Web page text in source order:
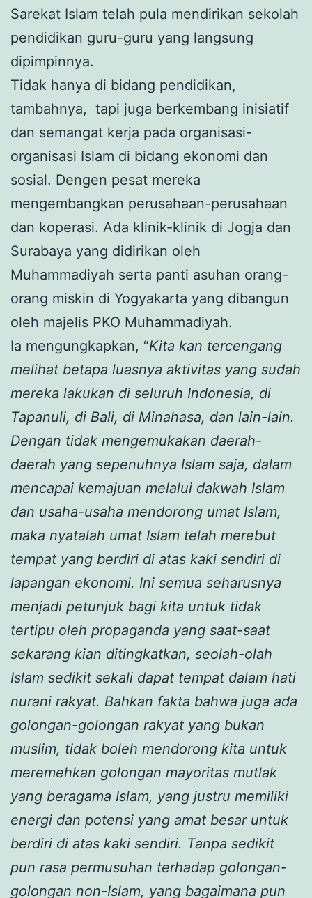
Sarekat Islam telah pula mendirikan sekolah
pendidikan guru-guru yang langsung
dipimpinnya.
Tidak hanya di bidang pendidikan,
tambahnya, tapi juga berkembang inisiatif
dan semangat kerja pada organisasi-
organisasi Islam di bidang ekonomi dan
sosial. Dengen pesat mereka
mengembangkan perusahaan-perusahaan
dan koperasi. Ada klinik-klinik di Jogja dan
Surabaya yang didirikan oleh
Muhammadiyah serta panti asuhan orang-
orang miskin di Yogyakarta yang dibangun
oleh majelis PKO Muhammadiyah.
Ia mengungkapkan, “Kita kan tercengang
melihat betapa luasnya aktivitas yang sudah
mereka lakukan di seluruh Indonesia, di
Tapanuli, di Bali, di Minahasa, dan lain-lain.
Dengan tidak mengemukakan daerah-
daerah yang sepenuhnya Islam saja, dalam
mencapai kemajuan melalui dakwah Islam
dan usaha-usaha mendorong umat Islam,
maka nyatalah umat Islam telah merebut
tempat yang berdiri di atas kaki sendiri di
lapangan ekonomi. Ini semua seharusnya
menjadi petunjuk bagi kita untuk tidak
tertipu oleh propaganda yang saat-saat
sekarang kian ditingkatkan, seolah-olah
Islam sedikit sekali dapat tempat dalam hati
nurani rakyat. Bahkan fakta bahwa juga ada
golongan-golongan rakyat yang bukan
muslim, tidak boleh mendorong kita untuk
meremehkan golongan mayoritas mutlak
yang beragama Islam, yang justru memiliki
energi dan potensi yang amat besar untuk
berdiri di atas kaki sendiri. Tanpa sedikit
pun rasa permusuhan terhadap golongan-
golongan non-Islam, yang bagaimana pun